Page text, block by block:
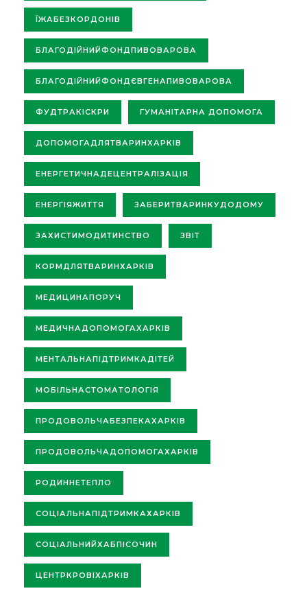
ЇЖАБЕЗКОРДОНІВ
БЛАГОДІЙНИЙФОНДПИВОВАРОВА
БЛАГОДІЙНИЙФОНДЄВГЕНАПИВОВАРОВА
ФУДТРАКІСКРИ ГУМАНІТАРНА ДОПОМОГА
ДОПОМОГАДЛЯТВАРИНХАРКІВ
ЕНЕРГЕТИЧНАДЕЦЕНТРАЛІЗАЦІЯ
ЕНЕРГІЯЖИТТЯ ЗАБЕРИТВАРИНКУДОДОМУ
ЗАХИСТИМОДИТИНСТВО ЗВІТ
КОРМДЛЯТВАРИНХАРКІВ
МЕДИЦИНАПОРУЧ
МЕДИЧНАДОПОМОГАХАРКІВ
МЕНТАЛЬНАПІДТРИМКАДІТЕЙ
МОБІЛЬНАСТОМАТОЛОГІЯ
ПРОДОВОЛЬЧАБЕЗПЕКАХАРКІВ
ПРОДОВОЛЬЧАДОПОМОГАХАРКІВ
РОДИННЕТЕПЛО
СОЦІАЛЬНАПІДТРИМКАХАРКІВ
СОЦІАЛЬНИЙХАБПІСОЧИН
ЦЕНТРКРОВІХАРКІВ